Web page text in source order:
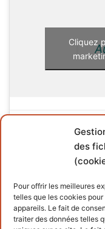
des
Pour offrir les meilleures
telles que les cookies
appareils. Le fait de
traiter des données telles
Cliquez
INFORMATIONS
Conditions